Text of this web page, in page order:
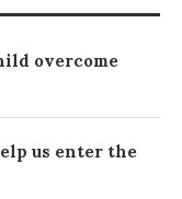
overcome
us enter the